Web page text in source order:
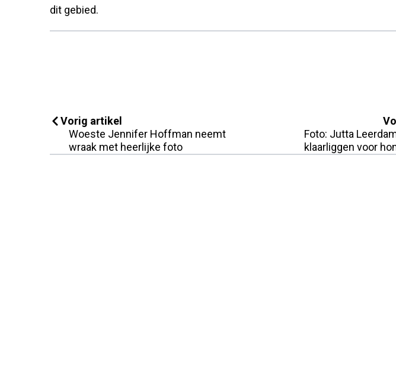
dit gebied.
Vorig artikel
Woeste Jennifer Hoffman neemt
wraak met heerlijke foto
Foto: Jutta
klaarliggen voor